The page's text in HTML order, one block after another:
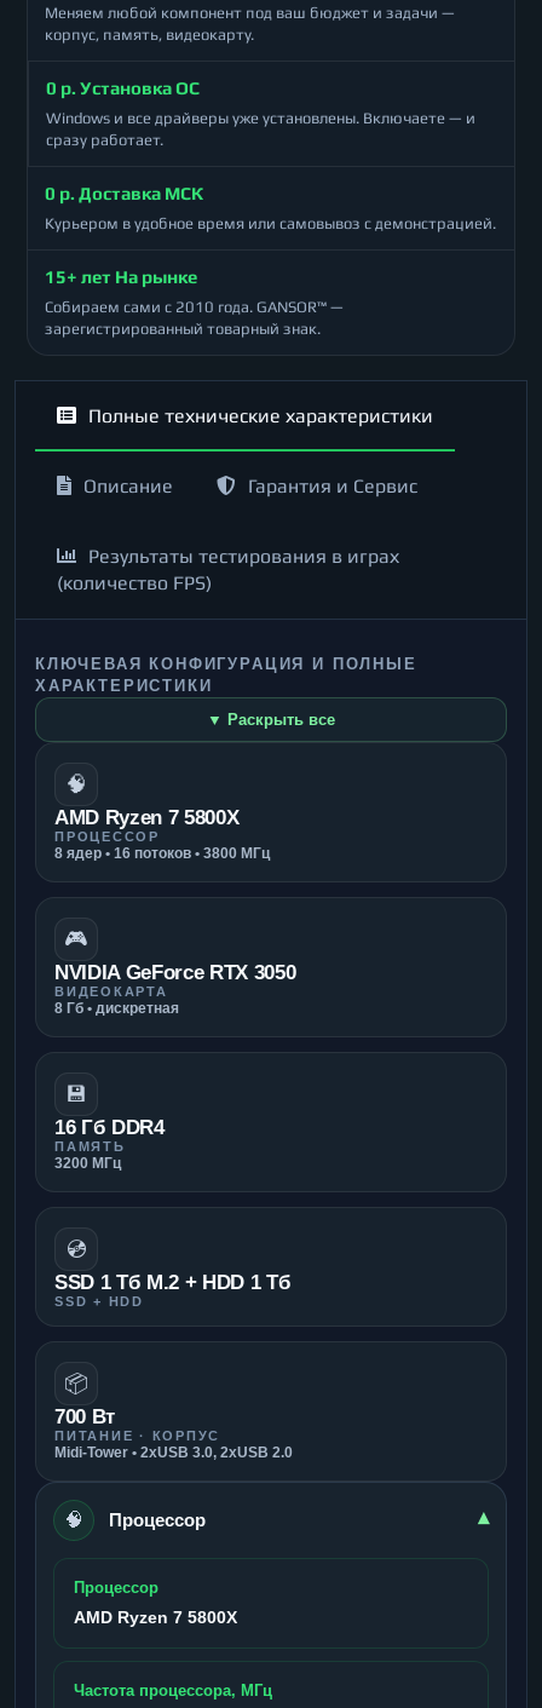
Меняем любой компонент под ваш бюджет и задачи —
корпус, память, видеокарту.
0 р. Установка ОС
Windows и все драйверы уже установлены. Включаете — и
сразу работает.
0 р. Доставка МСК
Курьером в удобное время или самовывоз с демонстрацией.
15+ лет На рынке
Собираем сами с 2010 года. GANSOR™ —
зарегистрированный товарный знак.
Полные технические характеристики
Описание Гарантия и Сервис
Результаты тестирования в играх
(количество FPS)
КЛЮЧЕВАЯ КОНФИГУРАЦИЯ И ПОЛНЫЕ
ХАРАКТЕРИСТИКИ
▼ Раскрыть все
🧠
AMD Ryzen 7 5800X
ПРОЦЕССОР
8 ядер • 16 потоков • 3800 МГц
🎮
NVIDIA GeForce RTX 3050
ВИДЕОКАРТА
8 Гб • дискретная
💾
16 Гб DDR4
ПАМЯТЬ
3200 МГц
💿
SSD 1 Тб M.2 + HDD 1 Тб
SSD + HDD
📦
700 Вт
ПИТАНИЕ · КОРПУС
Midi-Tower • 2xUSB 3.0, 2xUSB 2.0
🧠 Процессор ▾
Процессор
AMD Ryzen 7 5800X
Частота процессора, МГц